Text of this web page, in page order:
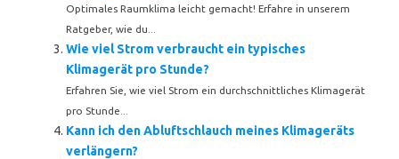
Optimales Raumklima leicht gemacht! Erfahre in unserem
Ratgeber, wie du...
Wie viel Strom verbraucht ein typisches
Klimagerät pro Stunde?
Erfahren Sie, wie viel Strom ein durchschnittliches Klimagerät
pro Stunde...
Kann ich den Abluftschlauch meines Klimageräts
verlängern?